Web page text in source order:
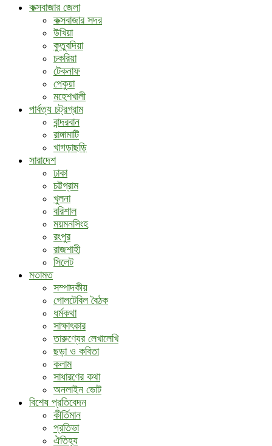
কক্সবাজার জেলা
কক্সবাজার সদর
উখিয়া
কুতুবদিয়া
চকরিয়া
টেকনাফ
পেকুয়া
মহেশখালী
পার্বত্য চট্রগ্রাম
বান্দরবান
রাঙ্গামাটি
খাগড়াছড়ি
সারাদেশ
ঢাকা
চট্টগ্রাম
খুলনা
বরিশাল
ময়মনসিংহ
রংপুর
রাজশাহী
সিলেট
মতামত
সম্পাদকীয়
গোলটেবিল বৈঠক
ধর্মকথা
সাক্ষাৎকার
তারুণ্যের লেখালেখি
ছড়া ও কবিতা
কলাম
সাধারণের কথা
অনলাইন ভোট
বিশেষ প্রতিবেদন
কীর্তিমান
প্রতিভা
ঐতিহ্য